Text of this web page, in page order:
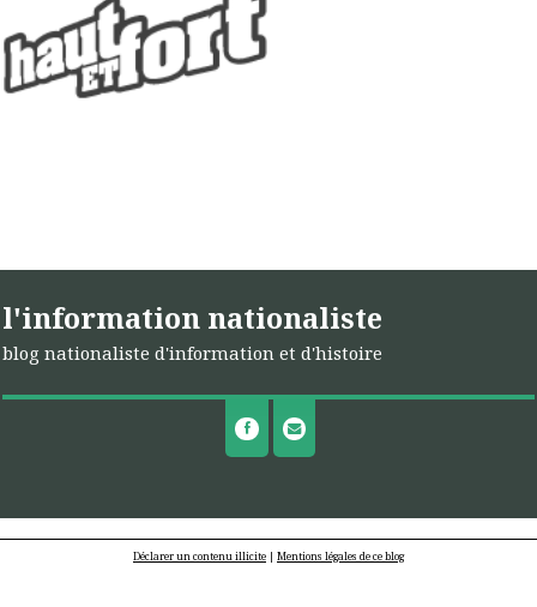
l'information nationaliste
blog nationaliste d'information et d'histoire
Déclarer un contenu illicite | Mentions légales de ce blog